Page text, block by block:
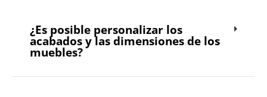
¿Es posible personalizar los
acabados y las dimensiones de los
muebles?